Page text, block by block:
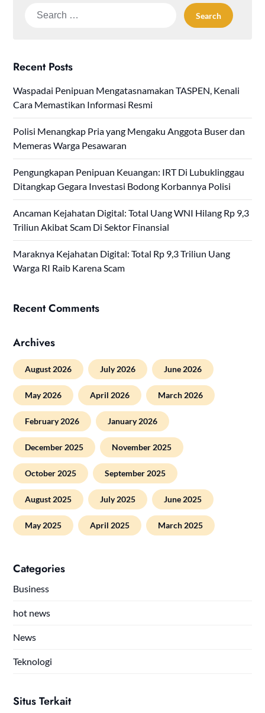
Search
Recent Posts
Waspadai Penipuan Mengatasnamakan TASPEN, Kenali
Cara Memastikan Informasi Resmi
Polisi Menangkap Pria yang Mengaku Anggota Buser dan
Memeras Warga Pesawaran
Pengungkapan Penipuan Keuangan: IRT Di Lubuklinggau
Ditangkap Gegara Investasi Bodong Korbannya Polisi
Ancaman Kejahatan Digital: Total Uang WNI Hilang Rp 9,3
Triliun Akibat Scam Di Sektor Finansial
Maraknya Kejahatan Digital: Total Rp 9,3 Triliun Uang
Warga RI Raib Karena Scam
Recent Comments
Archives
August 2026 July 2026 June 2026
May 2026 April 2026 March 2026
February 2026 January 2026
December 2025 November 2025
October 2025 September 2025
August 2025 July 2025 June 2025
May 2025 April 2025 March 2025
Categories
Business
hot news
News
Teknologi
Situs Terkait